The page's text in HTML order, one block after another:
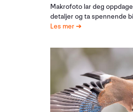
Makrofoto lar deg
detaljer og ta spennende
Les mer